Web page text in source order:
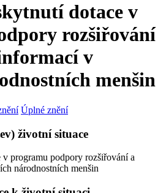
dotace v
rozšiřování
v
menšin
Úplné znění
životní situace
programu podpory rozšiřování a
národnostních menšin